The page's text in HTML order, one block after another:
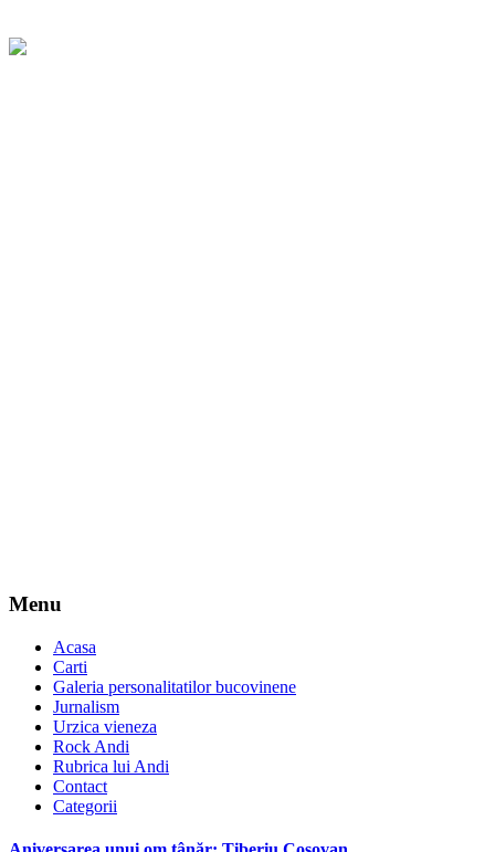
Menu
Acasa
Carti
Galeria personalitatilor bucovinene
Jurnalism
Urzica vieneza
Rock Andi
Rubrica lui Andi
Contact
Categorii